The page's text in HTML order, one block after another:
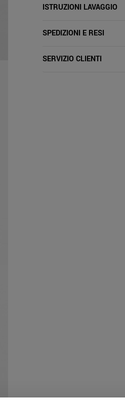
ISTRUZIONI LAVAGGIO
SPEDIZIONI E RESI
SERVIZIO CLIENTI